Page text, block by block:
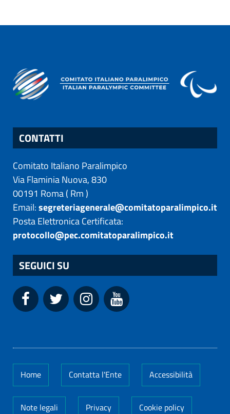
CONTATTI
Comitato Italiano Paralimpico
Via Flaminia Nuova, 830
00191 Roma( Rm)
Email:segreteriagenerale@comitatoparalimpico.it
Posta Elettronica Certificata:
protocollo@pec.comitatoparalimpico.it
SEGUICI SU
Home Contatta l'Ente Accessibilità
Note legali Privacy Cookie policy